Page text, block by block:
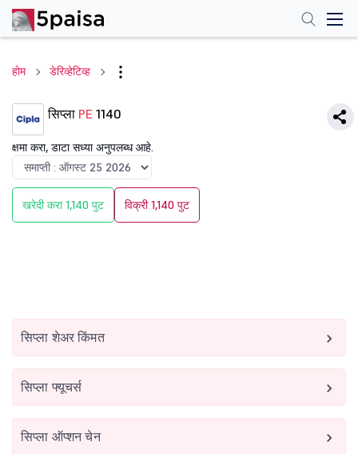
होम डेरिव्हेटिव्ह
सिप्ला PE 1140
क्षमा करा, डाटा सध्या अनुपलब्ध आहे.
खरेदी करा 1,140 पुट विक्री 1,140 पुट
सिप्ला शेअर किंमत
सिप्ला फ्यूचर्स
सिप्ला ऑप्शन चेन